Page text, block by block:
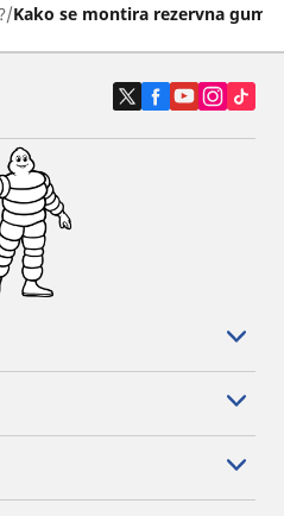
Kako se montira rezervna